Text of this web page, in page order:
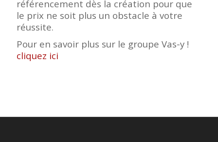
référencement dès la création pour que
le prix ne soit plus un obstacle à votre
réussite.
Pour en savoir plus sur le groupe Vas-y !
cliquez ici